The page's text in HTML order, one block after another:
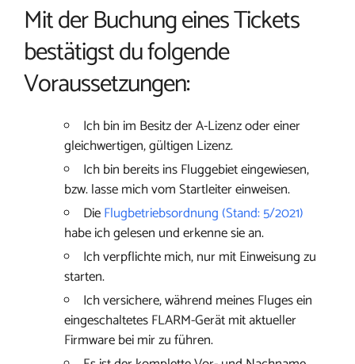
Mit der Buchung eines Tickets
bestätigst du folgende
Voraussetzungen:
Ich bin im Besitz der A-Lizenz oder einer
gleichwertigen, gültigen Lizenz.
Ich bin bereits ins Fluggebiet eingewiesen,
bzw. lasse mich vom Startleiter einweisen.
DieFlugbetriebsordnung (Stand: 5/2021)
habe ich gelesen und erkenne sie an.
Ich verpflichte mich, nur mit Einweisung zu
starten.
Ich versichere, während meines Fluges ein
eingeschaltetes FLARM-Gerät mit aktueller
Firmware bei mir zu führen.